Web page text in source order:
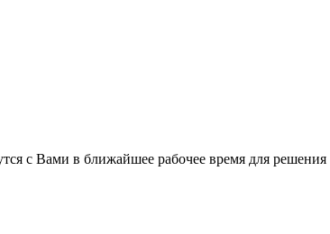
с Вами в ближайшее рабочее время для